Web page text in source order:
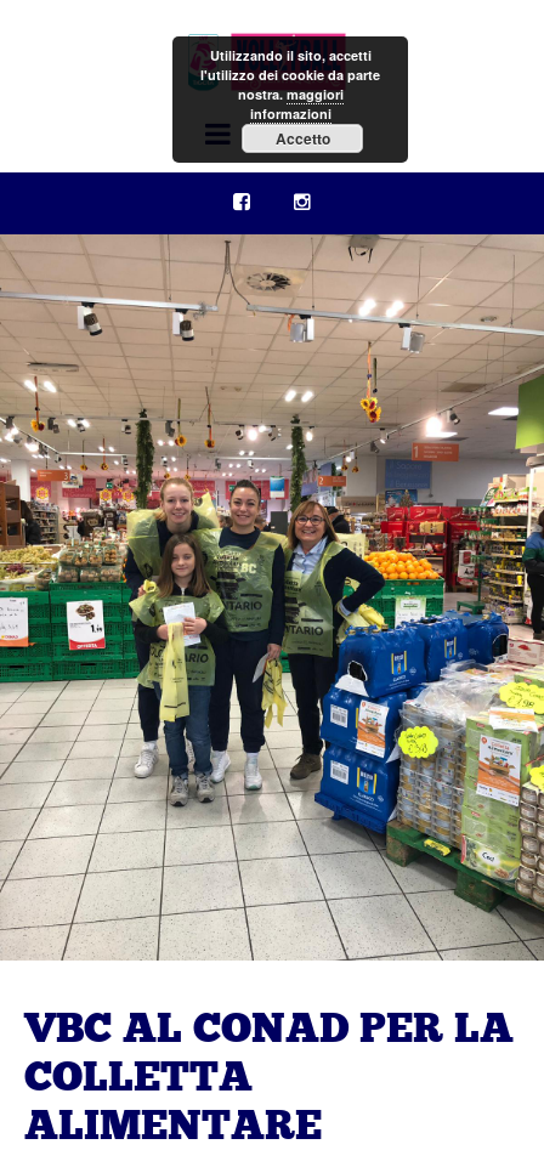
Menu
VBC AL CONAD PER LA
COLLETTA
ALIMENTARE
Utilizzando il sito, accetti
l'utilizzo dei cookie da parte
nostra.maggiori
informazioni
Accetto